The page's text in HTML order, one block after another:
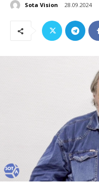
Sota Vision 28.09.2024